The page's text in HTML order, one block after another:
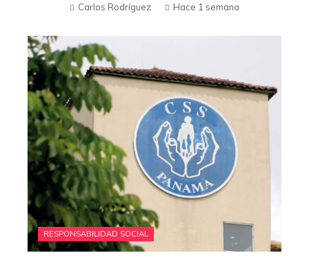
Carlos Rodríguez Hace 1 semana
RESPONSABILIDAD SOCIAL